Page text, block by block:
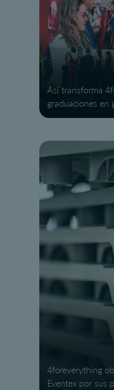
Así transforma
graduaciones en
4foreverything
Eventex por sus